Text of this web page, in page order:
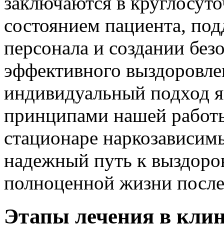
состоянием пациента,
персонала и создании
эффективного
индивидуальный подход
принципами нашей
стационаре
надежный путь к
полноценной жизни
Этапы лечения в